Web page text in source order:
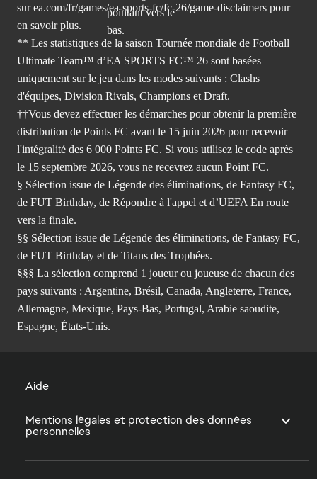
sur ea.com/fr/games/ea-sports-fc/fc-26/game-disclaimers pour
en savoir plus.
** Les statistiques de la saison Tournée mondiale de Football
Ultimate Team™ d’EA SPORTS FC™ 26 sont basées
uniquement sur le jeu dans les modes suivants : Clashs
d'équipes, Division Rivals, Champions et Draft.
††Vous devez effectuer les démarches pour obtenir la première
distribution de Points FC avant le 15 juin 2026 pour recevoir
l'intégralité des 6 000 Points FC. Si vous utilisez le code après
le 15 septembre 2026, vous ne recevrez aucun Point FC.
§ Sélection issue de Légende des éliminations, de Fantasy FC,
de FUT Birthday, de Répondre à l'appel et d’UEFA En route
vers la finale.
§§ Sélection issue de Légende des éliminations, de Fantasy FC,
de FUT Birthday et de Titans des Trophées.
§§§ La sélection comprend 1 joueur ou joueuse de chacun des
pays suivants : Argentine, Brésil, Canada, Angleterre, France,
Allemagne, Mexique, Pays-Bas, Portugal, Arabie saoudite,
Espagne, États-Unis.
Aide
Mentions légales et protection des données
personnelles